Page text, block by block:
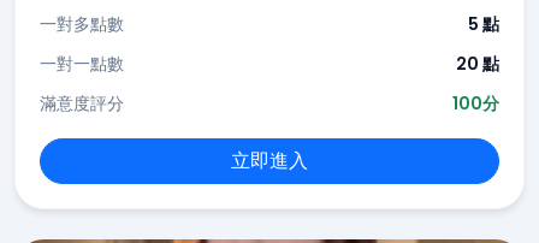
一對多點數
5 點
一對一點數
20 點
滿意度評分
100分
立即進入